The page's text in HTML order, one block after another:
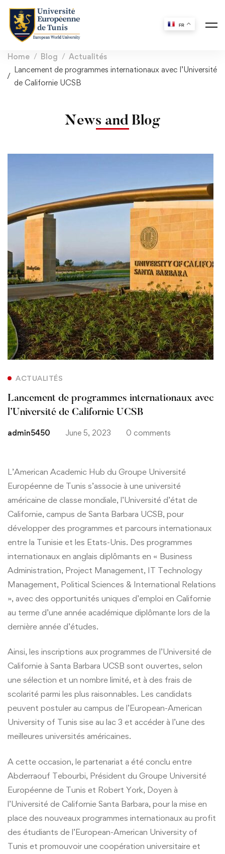
Home Blog
Actualités
Lancement de programmes internationaux avec l’Université
de Californie UCSB
News and Blog
ACTUALITÉS
Lancement de programmes internationaux avec
l’Université de Californie UCSB
admin5450 June 5, 2023 0 comments
L’American Academic Hub du Groupe Université
Européenne de Tunis s’associe à une université
américaine de classe mondiale, l’Université d’état de
Californie, campus de Santa Barbara UCSB, pour
développer des programmes et parcours internationaux
entre la Tunisie et les Etats-Unis. Des programmes
internationaux en anglais diplômants en « Business
Administration, Project Management, IT Technology
Management, Political Sciences & International Relations
», avec des opportunités uniques d’emploi en Californie
au terme d’une année académique diplômante lors de la
dernière année d’études.
Ainsi, les inscriptions aux programmes de l’Université de
Californie à Santa Barbara UCSB sont ouvertes, selon
une sélection et un nombre limité, et à des frais de
scolarité parmi les plus raisonnables. Les candidats
peuvent postuler au campus de l’European-American
University of Tunis sise au lac 3 et accéder à l’une des
meilleures universités américaines.
A cette occasion, le partenariat a été conclu entre
Abderraouf Tebourbi, Président du Groupe Université
Européenne de Tunis et Robert York, Doyen à
l’Université de Californie Santa Barbara, pour la mise en
place des nouveaux programmes internationaux au profit
des étudiants de l’European-American University of
Tunis et promouvoir une coopération universitaire et
FR